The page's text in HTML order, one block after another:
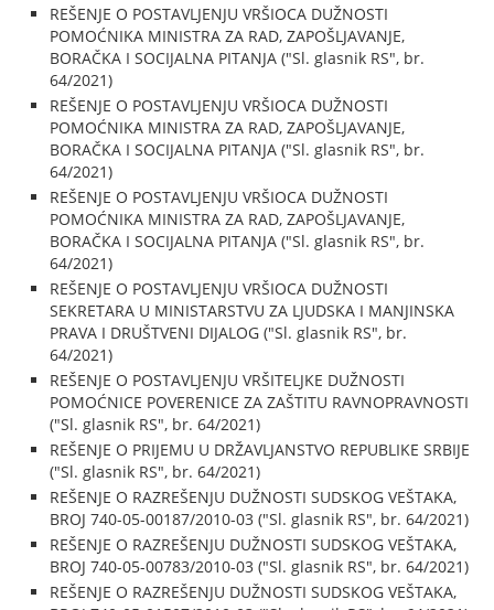
REŠENJE O POSTAVLJENJU VRŠIOCA DUŽNOSTI
POMOĆNIKA MINISTRA ZA RAD, ZAPOŠLJAVANJE,
BORAČKA I SOCIJALNA PITANJA ("Sl. glasnik RS", br.
64/2021)
REŠENJE O POSTAVLJENJU VRŠIOCA DUŽNOSTI
POMOĆNIKA MINISTRA ZA RAD, ZAPOŠLJAVANJE,
BORAČKA I SOCIJALNA PITANJA ("Sl. glasnik RS", br.
64/2021)
REŠENJE O POSTAVLJENJU VRŠIOCA DUŽNOSTI
POMOĆNIKA MINISTRA ZA RAD, ZAPOŠLJAVANJE,
BORAČKA I SOCIJALNA PITANJA ("Sl. glasnik RS", br.
64/2021)
REŠENJE O POSTAVLJENJU VRŠIOCA DUŽNOSTI
SEKRETARA U MINISTARSTVU ZA LJUDSKA I MANJINSKA
PRAVA I DRUŠTVENI DIJALOG ("Sl. glasnik RS", br.
64/2021)
REŠENJE O POSTAVLJENJU VRŠITELJKE DUŽNOSTI
POMOĆNICE POVERENICE ZA ZAŠTITU RAVNOPRAVNOSTI
("Sl. glasnik RS", br. 64/2021)
REŠENJE O PRIJEMU U DRŽAVLJANSTVO REPUBLIKE SRBIJE
("Sl. glasnik RS", br. 64/2021)
REŠENJE O RAZREŠENJU DUŽNOSTI SUDSKOG VEŠTAKA,
BROJ 740-05-00187/2010-03 ("Sl. glasnik RS", br. 64/2021)
REŠENJE O RAZREŠENJU DUŽNOSTI SUDSKOG VEŠTAKA,
BROJ 740-05-00783/2010-03 ("Sl. glasnik RS", br. 64/2021)
REŠENJE O RAZREŠENJU DUŽNOSTI SUDSKOG VEŠTAKA,